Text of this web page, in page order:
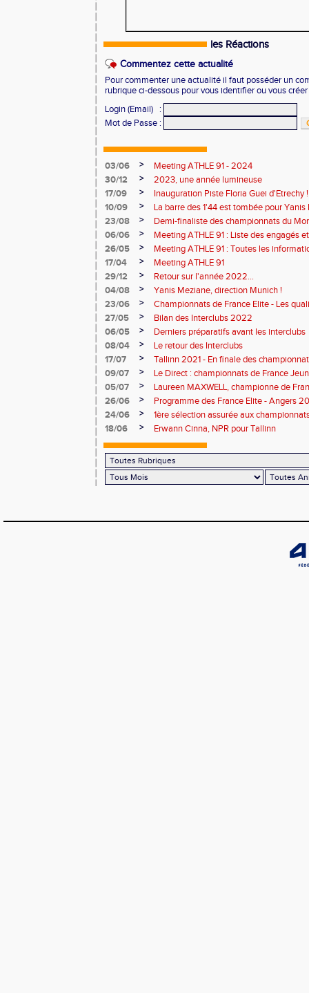
les Réactions
Commentez cette actualité
Pour commenter une actualité il faut posséder un
rubrique ci-dessous pour vous identifier ou vous
Login (Email)
:
Mot de Passe :
03/06 >
Meeting ATHLE 91 - 2024
30/12
>
2023, une année lumineuse
17/09
>
Inauguration Piste Floria Guei d'Etrechy !
10/09
>
La barre des 1'44 est tombée pour Yanis
23/08
>
Demi-finaliste des championnats du
06/06
>
Meeting ATHLE 91 : Liste des engagés
26/05
>
Meeting ATHLE 91 : Toutes les
17/04
>
Meeting ATHLE 91
29/12
>
Retour sur l'année 2022...
04/08
>
Yanis Meziane, direction Munich !
23/06
>
Championnats de France Elite - Les
27/05
>
Bilan des Interclubs 2022
06/05
>
Derniers préparatifs avant les interclubs
08/04
>
Le retour des Interclubs
17/07
>
Tallinn 2021 - En finale des
09/07
>
Le Direct : championnats de France
05/07
>
Laureen MAXWELL, championne de
26/06
>
Programme des France Elite - Angers
24/06
>
1ère sélection assurée aux
18/06
> Erwann Cinna, NPR pour Tallinn